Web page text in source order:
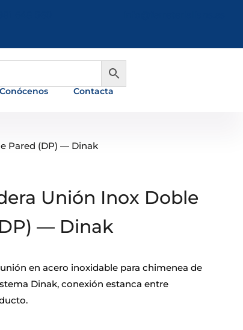
Conócenos Contacta
Pared (DP) — Dinak
Unión Inox Doble
— Dinak
en acero inoxidable para chimenea de
Dinak, conexión estanca entre